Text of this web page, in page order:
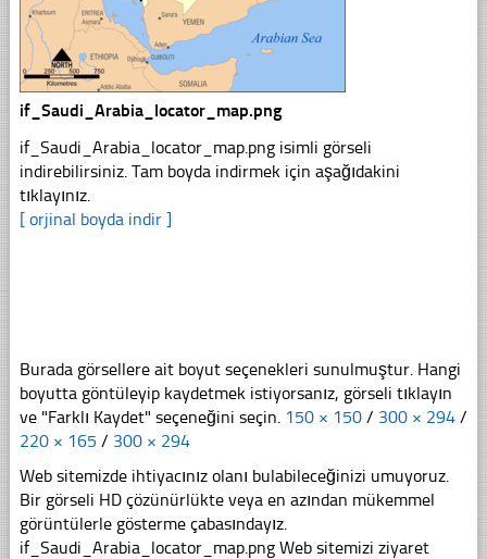
if_Saudi_Arabia_locator_map.png
if_Saudi_Arabia_locator_map.png isimli görseli
indirebilirsiniz. Tam boyda indirmek için aşağıdakini
tıklayınız.
[ orjinal boyda indir ]
Burada görsellere ait boyut seçenekleri sunulmuştur. Hangi
boyutta göntüleyip kaydetmek istiyorsanız, görseli tıklayın
ve "Farklı Kaydet" seçeneğini seçin. 150 × 150 / 300 × 294 /
220 × 165 / 300 × 294
Web sitemizde ihtiyacınız olanı bulabileceğinizi umuyoruz.
Bir görseli HD çözünürlükte veya en azından mükemmel
görüntülerle gösterme çabasındayız.
if_Saudi_Arabia_locator_map.png Web sitemizi ziyaret